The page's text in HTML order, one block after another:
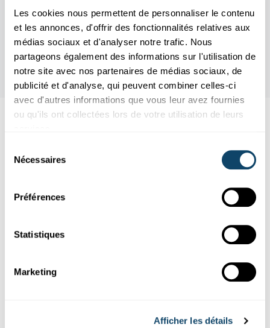
Les cookies nous permettent de personnaliser le contenu
et les annonces, d'offrir des fonctionnalités relatives aux
médias sociaux et d'analyser notre trafic. Nous
partageons également des informations sur l'utilisation de
notre site avec nos partenaires de médias sociaux, de
publicité et d'analyse, qui peuvent combiner celles-ci
avec d'autres informations que vous leur avez fournies
ou qu'ils ont collectées lors de votre utilisation de leurs
Nécessaires
Préférences
Statistiques
Marketing
Afficher les détails
EXPERIMENT